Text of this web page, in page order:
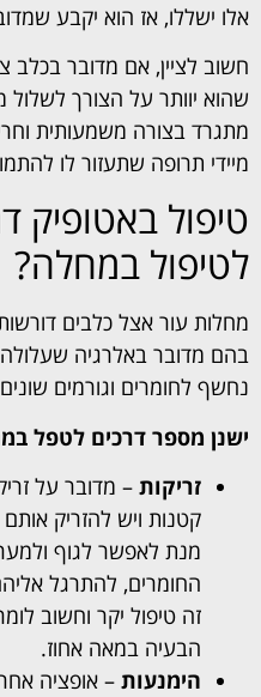
אלו ישללו, אז הוא יקבע
חשוב לציין, אם מדובר בכלב
שהוא יוותר על הצורך
מתגרד בצורה משמעותית
מיידי תרופה שתעזור לו
טיפול באטופיק
לטיפול במחלה?
מחלות עור אצל כלבים
בהם מדובר באלרגיה
נחשף לחומרים וגורמים
ישנן מספר דרכים לטפל
זריקות – מדובר על
קטנות ויש להזריק
מנת לאפשר לגוף
החומרים, להתרגל
זה טיפול יקר וחשוב
הבעיה במאה אחוז.
הימנעות – אופציה